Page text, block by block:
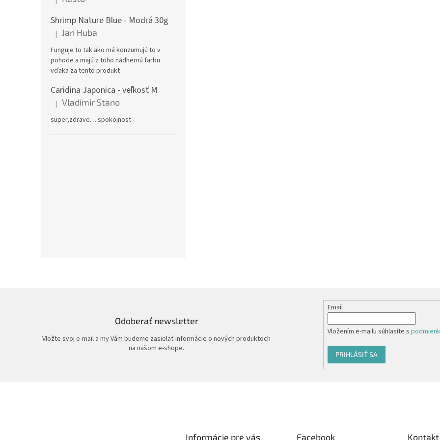
Hodnotenie produktu je 5 z 5 hviezdičiek.
Shrimp Nature Blue - Modrá 30g
Hodnotenie produktu je 5 z 5 hviezdičiek.
| Jan Huba
Funguje to tak ako má konzumujú to v
pohode a majú z toho nádhernú farbu
vďaka za tento produkt
Caridina Japonica - veľkosť M
Hodnotenie produktu je 5 z 5 hviezdičiek.
| Vladimir Stano
super,zdrave….spokojnost
Odoberať newsletter
Vložte svoj e-mail a my Vám budeme zasielať informácie o nových produktoch
na našom e-shope.
Email
Vložením e-mailu súhlasíte s
PRIHLÁSIŤ SA
Informácie pre vás Facebook Kontakt